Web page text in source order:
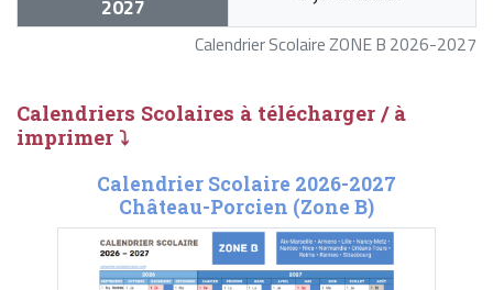
Calendrier Scolaire ZONE B 2026-2027
2027
Calendriers Scolaires à télécharger / à
imprimer ⤵
Calendrier Scolaire 2026-2027
Château-Porcien (Zone B)